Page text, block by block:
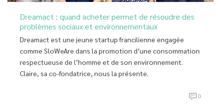
Dreamact : quand acheter permet de résoudre des
problèmes sociaux et environnementaux
Dreamact est une jeune startup francilienne engagée
comme SloWeAre dans la promotion d’une consommation
respectueuse de l’homme et de son environnement.
Claire, sa co-fondatrice, nous la présente.
0